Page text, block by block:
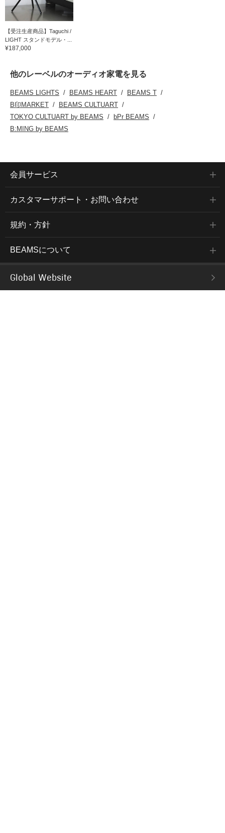
【受注生産商品】Taguchi /
LIGHT スタンドモデル・...
¥187,000
他のレーベルのオーディオ家電を見る
BEAMS LIGHTS BEAMS HEART
BEAMS T
B印MARKET
BEAMS CULTUART
TOKYO CULTUART by BEAMS
bPr BEAMS
B:MING by BEAMS
会員サービス
カスタマーサポート・お問い合わせ
規約・方針
BEAMSについて
Global Website